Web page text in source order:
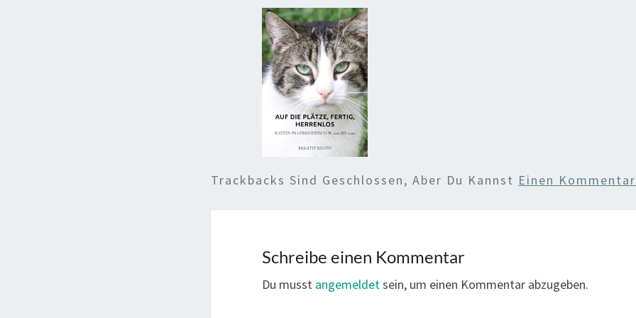
Trackbacks Sind Geschlossen, Aber Du Kannst Einen
Schreibe einen Kommentar
Du musst angemeldetsein, um einen Kommentar abzugeben.